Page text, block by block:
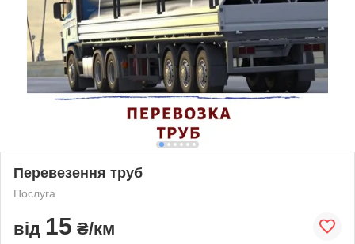
Перевезення труб
Послуга
від 15 ₴/км